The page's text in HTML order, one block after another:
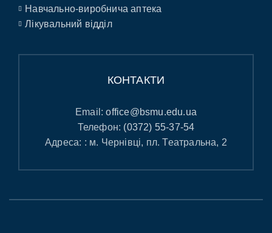
Навчально-виробнича аптека
Лікувальний відділ
КОНТАКТИ
Email:office@bsmu.edu.ua
Телефон: (0372) 55-37-54
Адреса: : м. Чернівці, пл. Театральна, 2